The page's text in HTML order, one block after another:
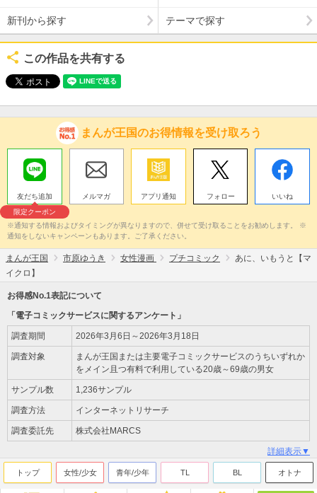
新刊から探す テーマで探す
この作品を共有する
まんが王国のお得情報を受け取ろう
友だち追加
限定クーポン
メルマガ アプリ通知 フォロー いいね
※通知する情報およびタイミングが異なりますので、併せて受け取ることをお勧めします。 ※
通知をしないキャンペーンもあります。ご了承ください。
まんが王国 市原ゆうき 女性漫画 プチコミック
あに、いもうと【マ
イクロ】
お得感No.1表記について
「電子コミックサービスに関するアンケート」
調査期間 2026年3月6日～2026年3月18日
調査対象
まんが王国または主要電子コミックサービスのうちいずれか
をメイン且つ有料で利用している20歳～69歳の男女
サンプル数 1,236サンプル
調査方法 インターネットリサーチ
調査委託先 株式会社MARCS
詳細表示▼
トップ 女性/少女 青年/少年 TL BL オトナ